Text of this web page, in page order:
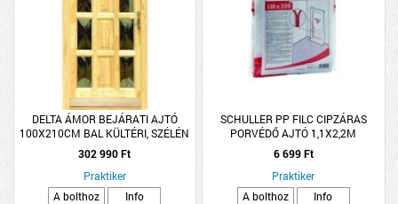
DELTA ÁMOR BEJÁRATI AJTÓ
100X210CM BAL KÜLTÉRI, SZÉLÉN
ÜVEGES
302 990 Ft
Praktiker
A bolthoz
Info
SCHULLER PP FILC CIPZÁRAS
PORVÉDŐ AJTÓ 1,1X2,2M
6 699 Ft
Praktiker
A bolthoz
Info